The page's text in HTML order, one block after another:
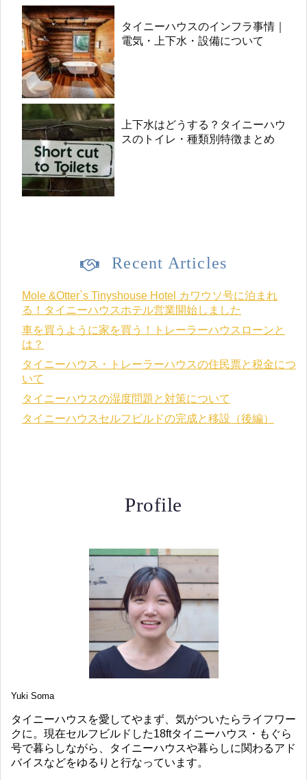
タイニーハウスのインフラ事情｜
電気・上下水・設備について
上下水はどうする？タイニーハウ
スのトイレ・種類別特徴まとめ
Recent Articles
Mole &Otter`s Tinyshouse Hotel カワウソ号に泊まれ
る！タイニーハウスホテル営業開始しました
車を買うように家を買う！トレーラーハウスローンと
は？
タイニーハウス・トレーラーハウスの住民票と税金につ
いて
タイニーハウスの湿度問題と対策について
タイニーハウスセルフビルドの完成と移設（後編）
Profile
Yuki Soma
タイニーハウスを愛してやまず、気がついたらライフワー
クに。現在セルフビルドした18ftタイニーハウス・もぐら
号で暮らしながら、タイニーハウスや暮らしに関わるアド
バイスなどをゆるりと行なっています。